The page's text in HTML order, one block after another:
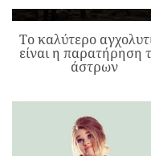
Το καλύτερο
είναι η παρατήρηση
άστρων